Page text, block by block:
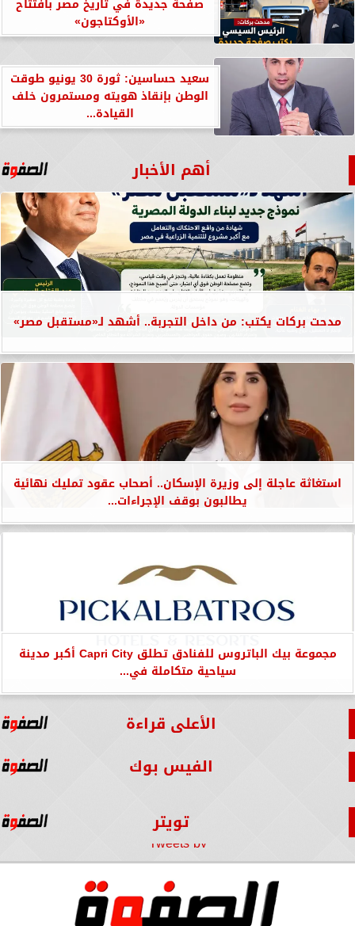
صفحة جديدة في تاريخ مصر بافتتاح
«الأوكتاجون»
سعيد حساسين: ثورة 30 يونيو طوقت
الوطن بإنقاذ هويته ومستمرون خلف
القيادة...
أهم الأخبار
مدحت بركات يكتب: من داخل التجربة.. أشهد لـ«مستقبل مصر»
استغاثة عاجلة إلى وزيرة الإسكان.. أصحاب عقود تمليك نهائية
يطالبون بوقف الإجراءات...
مجموعة بيك الباتروس للفنادق تطلق Capri City أكبر مدينة
سياحية متكاملة في...
الأعلى قراءة
الفيس بوك
تويتر
Tweets by